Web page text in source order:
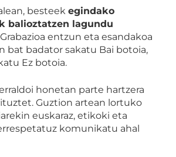
besteek egindako
balioztatzen lagundu
entzun eta esandakoa
bat badator sakatu Bai botoia,
Ez botoia.
honetan parte hartzera
Guztion artean lortuko
euskaraz, etikoki eta
komunikatu ahal